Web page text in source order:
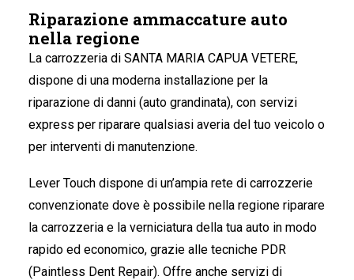
Riparazione ammaccature auto
nella regione
La carrozzeria di SANTA MARIA CAPUA VETERE,
dispone di una moderna installazione per la
riparazione di danni (auto grandinata), con servizi
express per riparare qualsiasi averia del tuo veicolo o
per interventi di manutenzione.
Lever Touch dispone di un’ampia rete di carrozzerie
convenzionate dove è possibile nella regione riparare
la carrozzeria e la verniciatura della tua auto in modo
rapido ed economico, grazie alle tecniche PDR
(Paintless Dent Repair). Offre anche servizi di